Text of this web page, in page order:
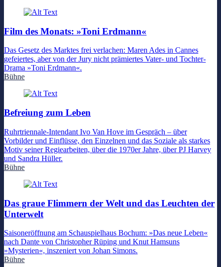
Film des Monats: »Toni Erdmann«
Das Gesetz des Marktes frei verlachen: Maren Ades in Cannes
gefeiertes, aber von der Jury nicht prämiertes Vater- und Tochter-
Drama »Toni Erdmann«.
Bühne
Befreiung zum Leben
Ruhrtriennale-Intendant Ivo Van Hove im Gespräch – über
Vorbilder und Einflüsse, den Einzelnen und das Soziale als starkes
Motiv seiner Regiearbeiten, über die 1970er Jahre, über PJ Harvey
und Sandra Hüller.
Bühne
Das graue Flimmern der Welt und das Leuchten der
Unterwelt
Saisoneröffnung am Schauspielhaus Bochum: »Das neue Leben«
nach Dante von Christopher Rüping und Knut Hamsuns
»Mysterien«, inszeniert von Johan Simons.
Bühne